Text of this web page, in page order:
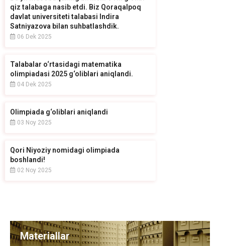
qiz talabaga nasib etdi. Biz Qoraqalpoq
davlat universiteti talabasi Indira
Satniyazova bilan suhbatlashdik.
06 Dek 2025
Talabalar o‘rtasidagi matematika
olimpiadasi 2025 g‘oliblari aniqlandi.
04 Dek 2025
Olimpiada g‘oliblari aniqlandi
03 Noy 2025
Qori Niyoziy nomidagi olimpiada
boshlandi!
02 Noy 2025
Materiallar